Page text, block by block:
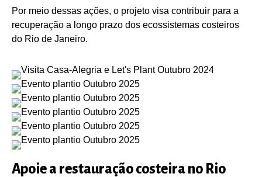
Por meio dessas ações, o projeto visa contribuir para a
recuperação a longo prazo dos ecossistemas costeiros
do Rio de Janeiro.
Apoie a restauração costeira no Rio